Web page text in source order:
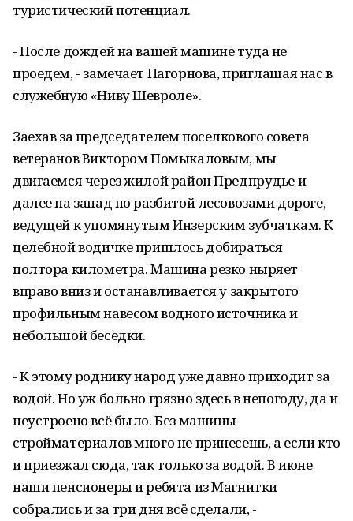
туристический потенциал.
- После дождей на вашей машине туда не
проедем, - замечает Нагорнова, приглашая нас в
служебную «Ниву Шевроле».
Заехав за председателем поселкового совета
ветеранов Виктором Помыкаловым, мы
двигаемся через жилой район Предпрудье и
далее на запад по разбитой лесовозами дороге,
ведущей к упомянутым Инзерским зубчаткам. К
целебной водичке пришлось добираться
полтора километра. Машина резко ныряет
вправо вниз и останавливается у закрытого
профильным навесом водного источника и
небольшой беседки.
- К этому роднику народ уже давно приходит за
водой. Но уж больно грязно здесь в непогоду, да и
неустроено всё было. Без машины
стройматериалов много не принесешь, а если кто
и приезжал сюда, так только за водой. В июне
наши пенсионеры и ребята из Магнитки
собрались и за три дня всё сделали, -